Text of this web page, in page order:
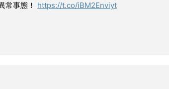
常事態！ https://t.co/iBM2Enviyt